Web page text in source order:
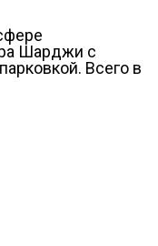
Шарджи с
Всего в